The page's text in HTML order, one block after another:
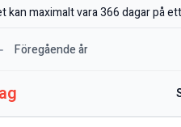
kan maximalt vara 366 dagar på
Föregående år